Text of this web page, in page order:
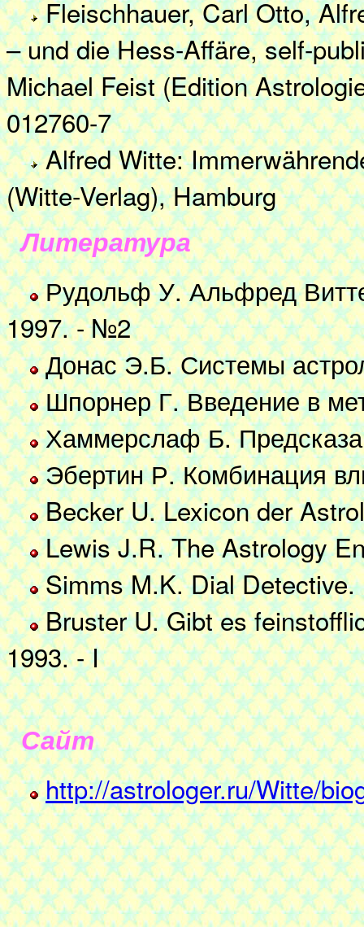
Fleischhauer, Carl Otto,
– und die Hess-Affäre, self-
Michael Feist (Edition
012760-7
Alfred Witte:
(Witte-Verlag), Hamburg
Литература
Рудольф У. Альфред
1997. - №2
Донас Э.Б. Системы
Шпорнер Г. Введение в
Хаммерслаф Б.
Эбертин Р. Комбинация
Becker U. Lexicon der
Lewis J.R. The Astrology
Simms M.K. Dial Detective.
Bruster U. Gibt es
1993. - I
Сайт
http://astrologer.ru/Witte/